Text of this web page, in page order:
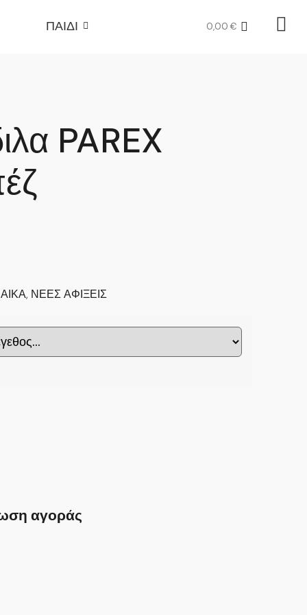
ΠΑΙΔΙ 0,00€
PAREX
, ΝΕΕΣ ΑΦΙΞΕΙΣ
αγοράς